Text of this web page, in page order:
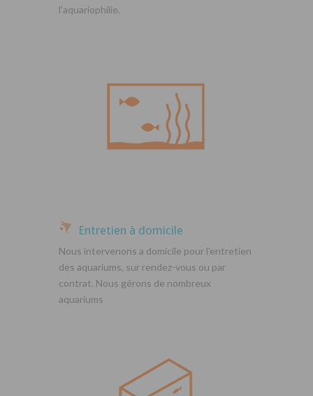
l’aquariophilie.
Entretien à domicile
Nous intervenons a domicile pour l’entretien
des aquariums, sur rendez-vous ou par
contrat. Nous gérons de nombreux
aquariums